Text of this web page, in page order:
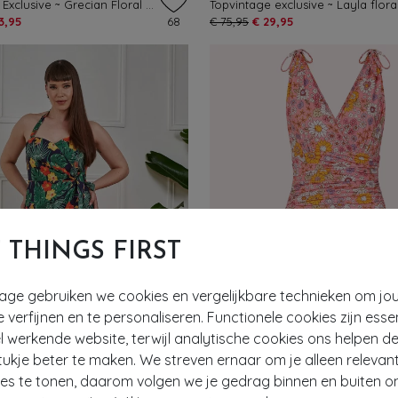
THINGS FIRST
gebruiken we cookies en vergelijkbare technieken om
verfijnen en te personaliseren. Functionele cookies zijn
werkende website, terwijl analytische cookies ons helpen
beter te maken. We streven ernaar om je alleen
te tonen, daarom volgen we je gedrag binnen en buiten
68
€ 75,95 € 29,95
EXCLUSIEF